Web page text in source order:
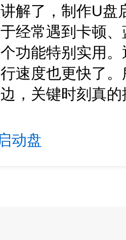
解了，制作U
经常遇到卡顿
功能特别实用
速度也更快了
，关键时刻真
动盘